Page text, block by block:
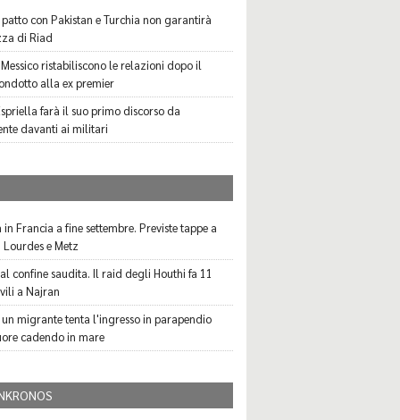
con Pakistan e Turchia non garantirà
di Riad
ristabiliscono le relazioni dopo il
alla ex premier
farà il suo primo discorso da
davanti ai militari
in Francia a fine settembre. Previste tappe a
e Metz
confine saudita. Il raid degli Houthi fa 11
a Najran
migrante tenta l'ingresso in parapendio
cadendo in mare